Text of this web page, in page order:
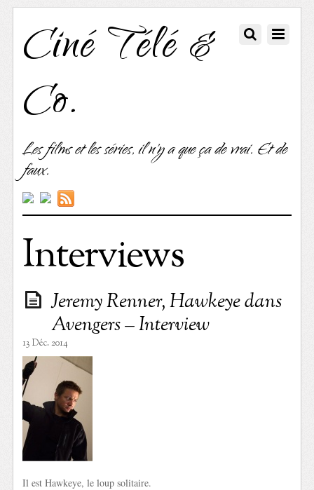
Ciné Télé &
Co.
Les films et les séries, il n'y a que ça de vrai. Et de
faux.
Interviews
Jeremy Renner, Hawkeye dans
Avengers – Interview
13 Déc. 2014
Il est Hawkeye, le loup solitaire.